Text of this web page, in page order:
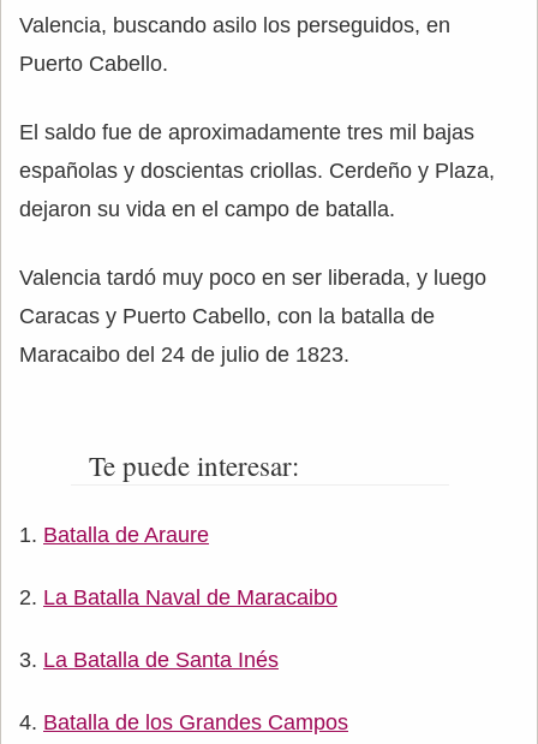
Valencia, buscando asilo los perseguidos, en
Puerto Cabello.
El saldo fue de aproximadamente tres mil bajas
españolas y doscientas criollas. Cerdeño y Plaza,
dejaron su vida en el campo de batalla.
Valencia tardó muy poco en ser liberada, y luego
Caracas y Puerto Cabello, con la batalla de
Maracaibo del 24 de julio de 1823.
Te puede interesar:
Batalla de Araure
La Batalla Naval de Maracaibo
La Batalla de Santa Inés
Batalla de los Grandes Campos